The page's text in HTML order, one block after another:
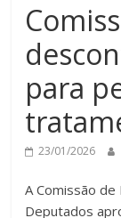
para
23/01/2026
A Comissão
Deputados